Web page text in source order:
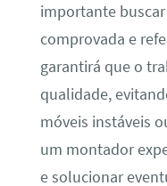
importante
comprovada e
garantirá que o
qualidade,
móveis instáveis
um montador
e solucionar